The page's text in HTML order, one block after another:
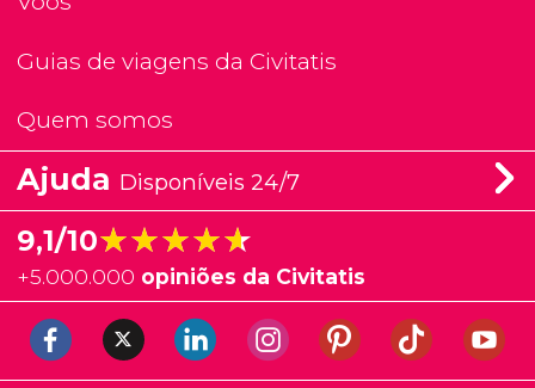
Guias de viagens da Civitatis
Quem somos
Ajuda Disponíveis 24/7
9,1/10★★★★★
★★★★★
+5.000.000 opiniões da Civitatis